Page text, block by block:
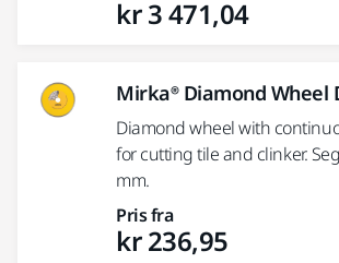
kr 3 471,04
Mirka® Diamond Wheel
Diamond wheel with
for cutting tile and clinker.
mm.
Pris fra
kr 236,95